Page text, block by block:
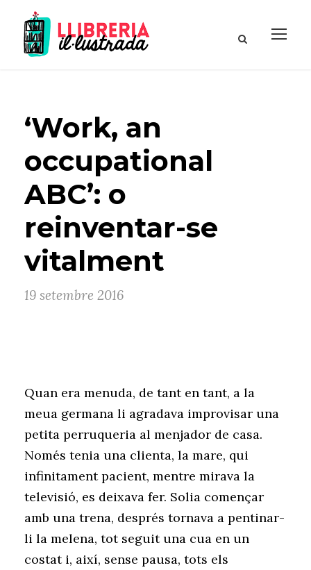
‘Work, an
occupational
ABC’: o
reinventar-se
vitalment
19 setembre 2016
Quan era menuda, de tant en tant, a la
meua germana li agradava improvisar una
petita perruqueria al menjador de casa.
Només tenia una clienta, la mare, qui
infinitament pacient, mentre mirava la
televisió, es deixava fer. Solia començar
amb una trena, després tornava a pentinar-
li la melena, tot seguit una cua en un
costat i, així, sense pausa, tots els